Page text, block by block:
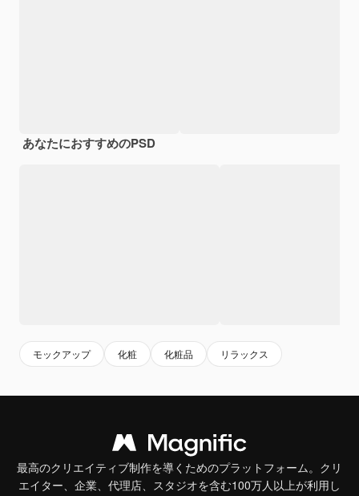
あなたにおすすめのPSD
モックアップ 化粧 化粧品 リラックス
最高のクリエイティブ制作を導くためのプラットフォーム。クリ
エイター、企業、代理店、スタジオを含む100万人以上が利用し